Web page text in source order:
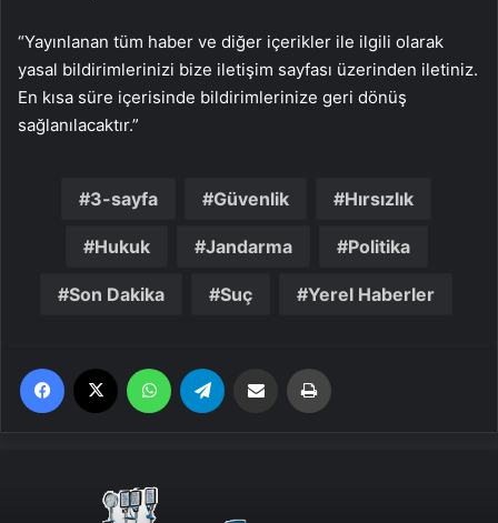
“Yayınlanan tüm haber ve diğer içerikler ile ilgili olarak
yasal bildirimlerinizi bize iletişim sayfası üzerinden iletiniz.
En kısa süre içerisinde bildirimlerinize geri dönüş
sağlanılacaktır.”
3-sayfa Güvenlik Hırsızlık
Hukuk Jandarma Politika
Son Dakika Suç Yerel Haberler
Facebook WhatsApp Email'den paylaş